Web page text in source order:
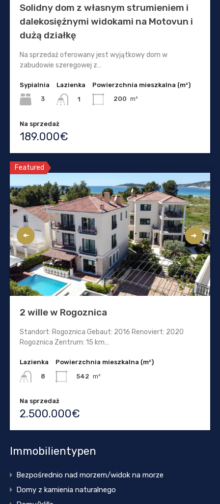
Solidny dom z własnym strumieniem i
dalekosiężnymi widokami na Motovun i
dużą działkę
Na sprzedaż oferowany jest wyjątkowy dom w
zabudowie szeregowej z…
Sypialnia
3
Lazienka
1
Powierzchnia mieszkalna (m²)
200 m²
Na sprzedaż
189.000€
Featured
2 wille w Rogoznica
Standort: Rogoznica Gebaut: 2016 Renoviert: 2020
Rogoznica Zentrum: 15 km…
Lazienka
8
Powierzchnia mieszkalna (m²)
542 m²
Na sprzedaż
2.500.000€
Immobilientypen
Bezpośrednio nad morzem/widok na morze
Domy z kamienia naturalnego